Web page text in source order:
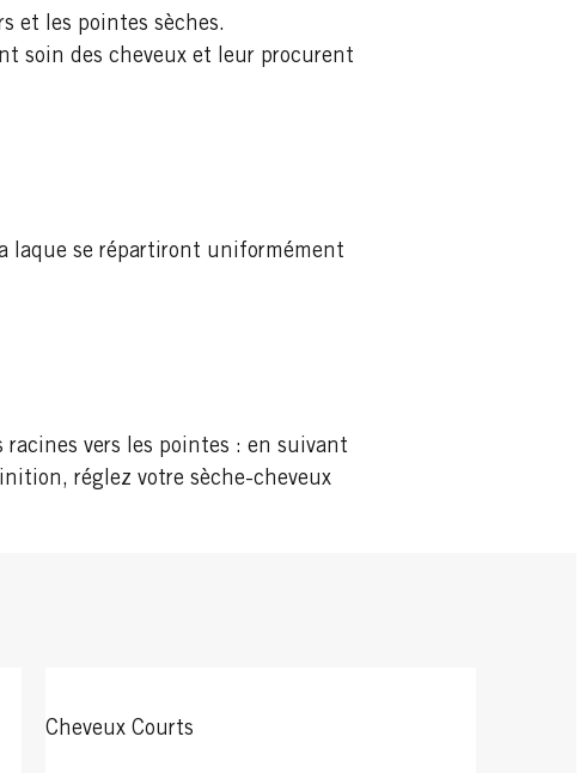
et les pointes sèches.
soin des cheveux et leur procurent
laque se répartiront uniformément
vers les pointes : en suivant
réglez votre sèche-cheveux
Cheveux Courts